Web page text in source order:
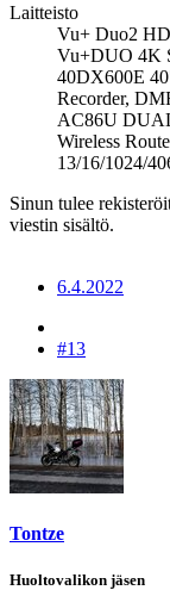
Laitteisto
Vu+ Duo2
Vu+DUO 4K
40DX600E
Recorder,
AC86U
Wireless
13/16/1024/
Sinun tulee
viestin sisältö.
6.4.2022
#13
Tontze
Huoltovalikon jäsen